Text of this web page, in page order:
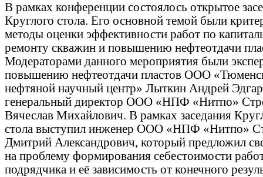
В рамках конференции состоялось открытое
Круглого стола. Его основной темой были
методы оценки эффективности работ по
ремонту скважин и повышению нефтеотдачи
Модераторами данного мероприятия были
повышению нефтеотдачи пластов ООО
нефтяной научный центр» Лыткин Андрей
генеральный директор ООО «НПФ «Нитпо»
Вячеслав Михайлович. В рамках заседания
стола выступил инженер ООО «НПФ «Нитпо»
Дмитрий Александрович, который предложил
на проблему формирования себестоимости
подрядчика и её зависимость от конечного